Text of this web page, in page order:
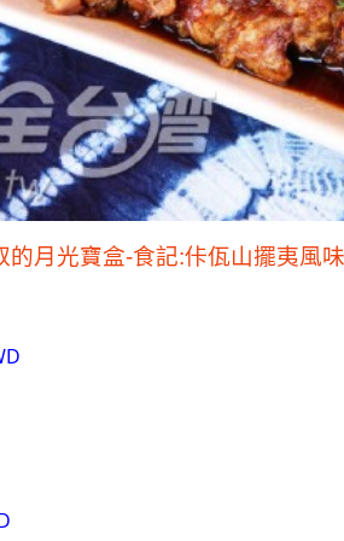
的月光寶盒-食記:佧佤山擺夷風